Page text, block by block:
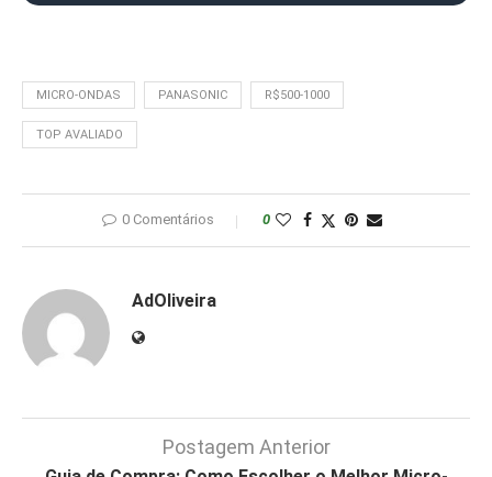
MICRO-ONDAS PANASONIC R$500-1000
TOP AVALIADO
0 Comentários 0
AdOliveira
Postagem Anterior